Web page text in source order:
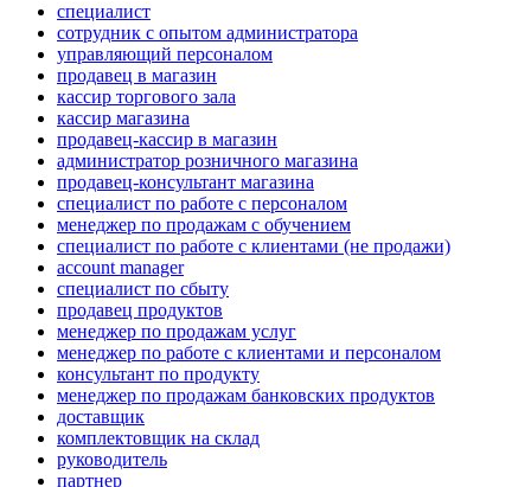
специалист
сотрудник с опытом администратора
управляющий персоналом
продавец в магазин
кассир торгового зала
кассир магазина
продавец-кассир в магазин
администратор розничного магазина
продавец-консультант магазина
специалист по работе с персоналом
менеджер по продажам с обучением
специалист по работе с клиентами (не продажи)
account manager
специалист по сбыту
продавец продуктов
менеджер по продажам услуг
менеджер по работе с клиентами и персоналом
консультант по продукту
менеджер по продажам банковских продуктов
доставщик
комплектовщик на склад
руководитель
партнер